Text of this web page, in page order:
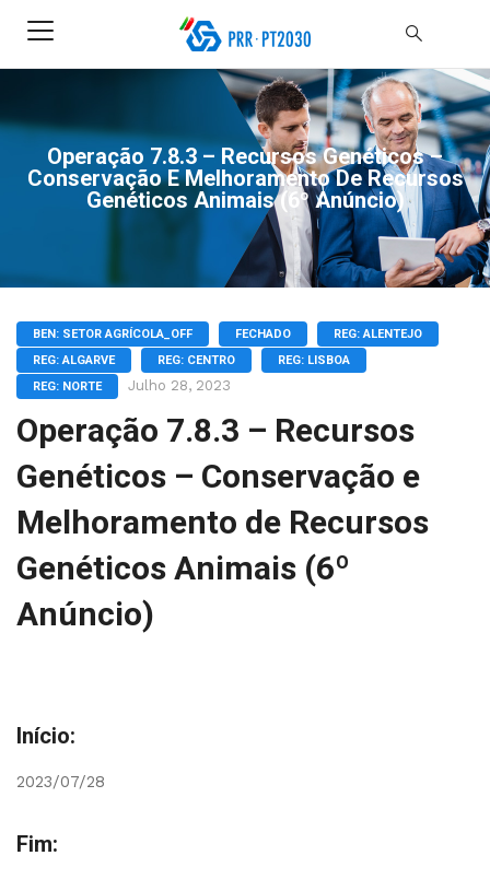
Operação 7.8.3 – Recursos Genéticos –
Conservação E Melhoramento De Recursos
Genéticos Animais (6º Anúncio)
BEN: SETOR AGRÍCOLA_OFF FECHADO
REG: ALENTEJO
REG: ALGARVE
REG: CENTRO
REG: LISBOA
REG: NORTE
Julho 28, 2023
Operação 7.8.3 – Recursos
Genéticos – Conservação e
Melhoramento de Recursos
Genéticos Animais (6º
Anúncio)
Início:
2023/07/28
Fim: